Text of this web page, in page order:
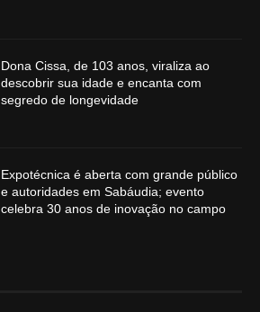
Dona Cissa, de 103 anos, viraliza ao
descobrir sua idade e encanta com
segredo de longevidade
Expotécnica é aberta com grande público
e autoridades em Sabáudia; evento
celebra 30 anos de inovação no campo